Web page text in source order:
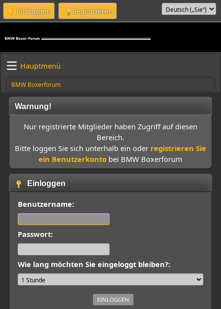
Einloggen Registrieren
Hauptmenü
BMW Boxerforum
Warnung!
Nur registrierte Mitglieder haben Zugriff auf diesen
Bereich.
Bitte loggen Sie sich unterhalb ein oder registrieren Sie
ein Benutzerkonto bei BMW Boxerforum
Einloggen
Benutzername:
Passwort:
Wie lang möchten Sie eingeloggt bleiben?: